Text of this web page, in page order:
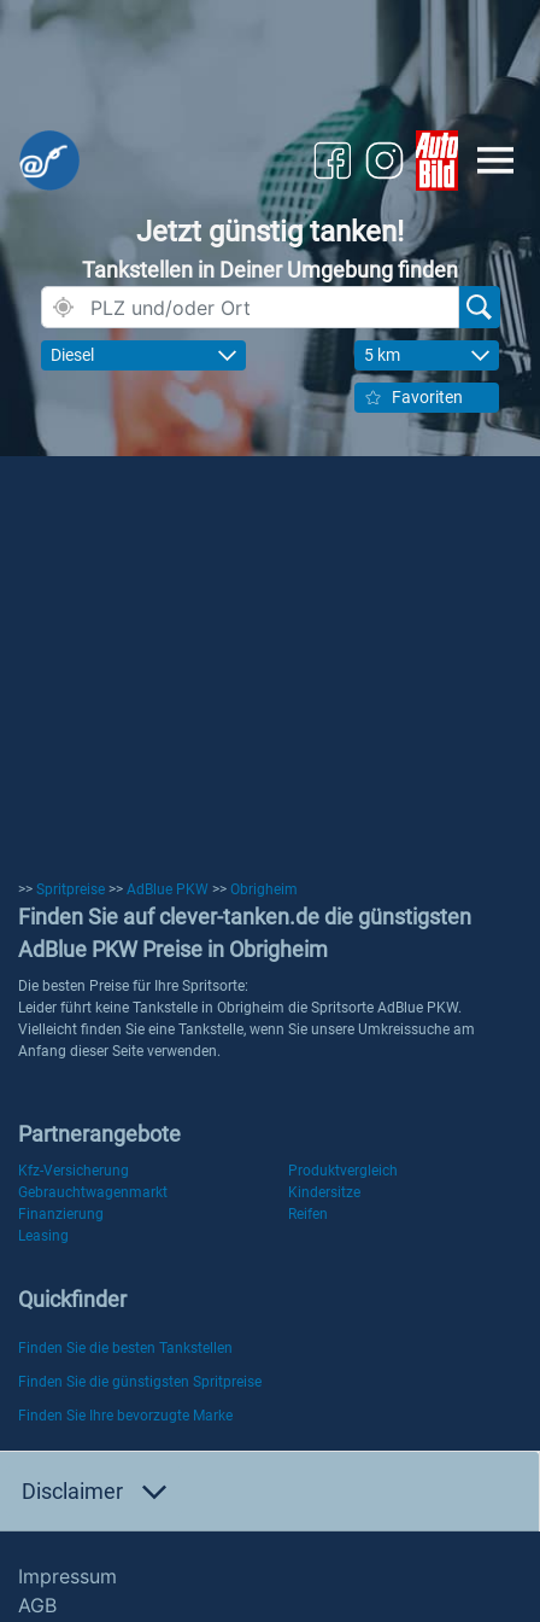
Jetzt günstig tanken!
Tankstellen in Deiner Umgebung finden
Diesel 5 km
Favoriten
>> Spritpreise >> AdBlue PKW >> Obrigheim
Finden Sie auf clever-tanken.de die günstigsten
AdBlue PKW Preise in Obrigheim
Die besten Preise für Ihre Spritsorte:
Leider führt keine Tankstelle in Obrigheim die Spritsorte AdBlue PKW.
Vielleicht finden Sie eine Tankstelle, wenn Sie unsere Umkreissuche am
Anfang dieser Seite verwenden.
Partnerangebote
Kfz-Versicherung
Produktvergleich
Gebrauchtwagenmarkt
Kindersitze
Finanzierung
Reifen
Leasing
Quickfinder
Finden Sie die besten Tankstellen
Finden Sie die günstigsten Spritpreise
Finden Sie Ihre bevorzugte Marke
Disclaimer
Impressum
AGB